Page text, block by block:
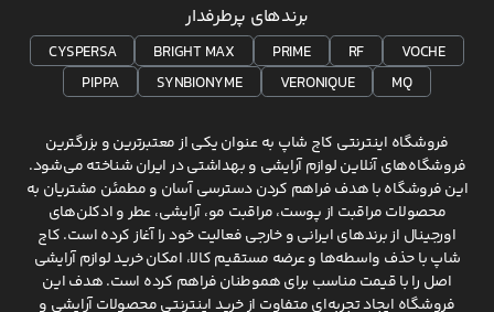
برندهای پرطرفدار
VOCHE
RF
PRIME
BRIGHT MAX
CYSPERSA
MQ
VERONIQUE
SYNBIONYME
PIPPA
فروشگاه اینترنتی کاج شاپ به عنوان یکی از معتبرترین و بزرگترین
فروشگاه‌های آنلاین لوازم آرایشی و بهداشتی در ایران شناخته می‌شود.
این فروشگاه با هدف فراهم کردن دسترسی آسان و مطمئن مشتریان به
محصولات مراقبت از پوست، مراقبت مو، آرایشی، عطر و ادکلن‌های
اورجینال از برندهای ایرانی و خارجی فعالیت خود را آغاز کرده است. کاج
شاپ با حذف واسطه‌ها و عرضه مستقیم کالا، امکان خرید لوازم آرایشی
اصل را با قیمت مناسب برای هموطنان فراهم کرده است. هدف این
فروشگاه ایجاد تجربه‌ای متفاوت از خرید اینترنتی محصولات آرایشی و